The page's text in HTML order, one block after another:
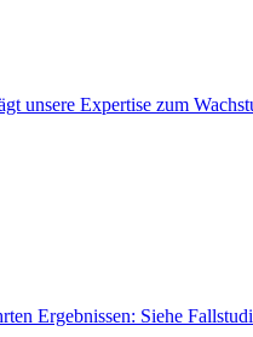
unsere Expertise zum
Ergebnissen: Siehe